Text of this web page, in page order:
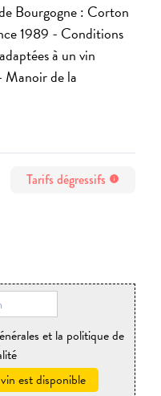
Bourgogne : Corton
1989 - Conditions
à un vin
Manoir de la
Tarifs dégressifs info
et la politique de
est disponible